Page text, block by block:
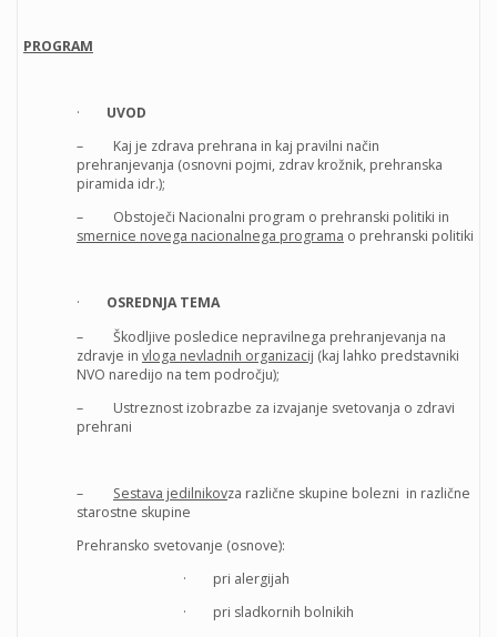
PROGRAM
· UVOD
– Kaj je zdrava prehrana in kaj pravilni način
prehranjevanja (osnovni pojmi, zdrav krožnik, prehranska
piramida idr.);
– Obstoječi Nacionalni program o prehranski politiki in
smernice novega nacionalnega programa o prehranski politiki
· OSREDNJA TEMA
– Škodljive posledice nepravilnega prehranjevanja na
zdravje in vloga nevladnih organizacij (kaj lahko predstavniki
NVO naredijo na tem področju);
– Ustreznost izobrazbe za izvajanje svetovanja o zdravi
prehrani
– Sestava jedilnikovza različne skupine bolezni in različne
starostne skupine
Prehransko svetovanje (osnove):
· pri alergijah
· pri sladkornih bolnikih